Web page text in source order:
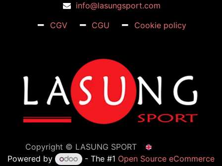
info@lasungsport.com
CGV
CGU Cookie policy
Copyright © LASUNG SPORT
Powered by - The #1 Open Source eCommerce